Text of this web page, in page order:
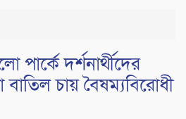
পার্কে দর্শনার্থীদের
বাতিল চায় বৈষম্যবিরোধী